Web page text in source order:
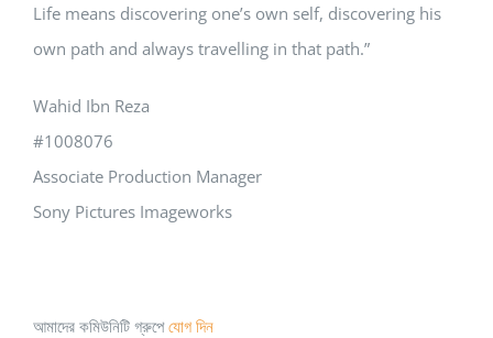
Life means discovering one’s own self, discovering his
own path and always travelling in that path.”
Wahid Ibn Reza
#1008076
Associate Production Manager
Sony Pictures Imageworks
আমাদের কমিউনিটি গ্রুপেযোগ দিন